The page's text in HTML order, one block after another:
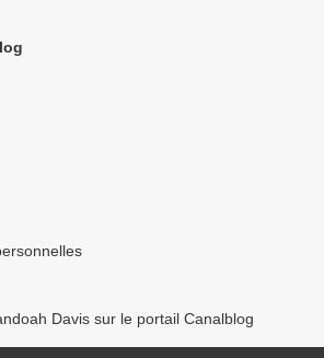
Davis sur le portail Canalblog